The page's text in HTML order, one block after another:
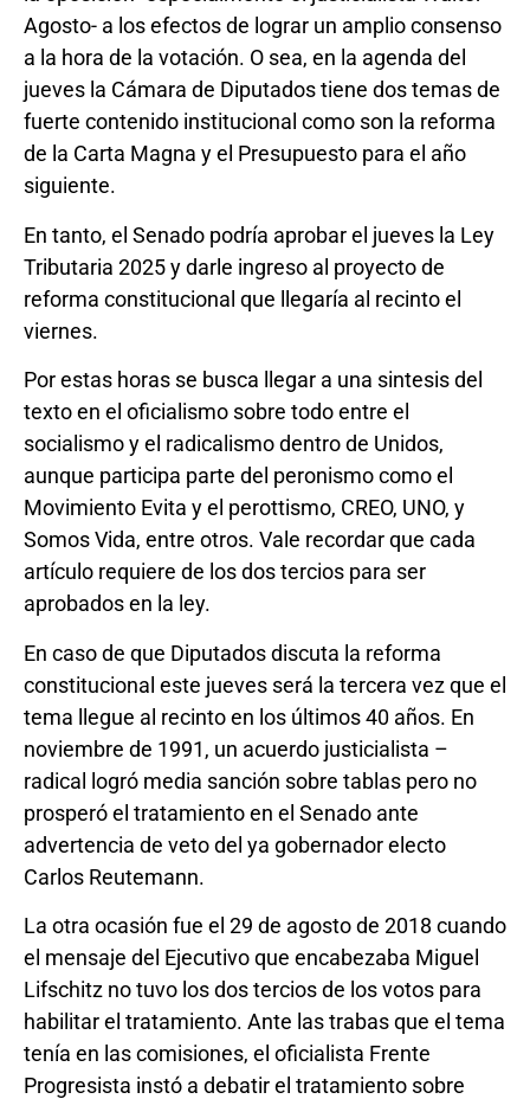
Agosto- a los efectos de lograr un amplio consenso
a la hora de la votación. O sea, en la agenda del
jueves la Cámara de Diputados tiene dos temas de
fuerte contenido institucional como son la reforma
de la Carta Magna y el Presupuesto para el año
siguiente.
En tanto, el Senado podría aprobar el jueves la Ley
Tributaria 2025 y darle ingreso al proyecto de
reforma constitucional que llegaría al recinto el
viernes.
Por estas horas se busca llegar a una sintesis del
texto en el oficialismo sobre todo entre el
socialismo y el radicalismo dentro de Unidos,
aunque participa parte del peronismo como el
Movimiento Evita y el perottismo, CREO, UNO, y
Somos Vida, entre otros. Vale recordar que cada
artículo requiere de los dos tercios para ser
aprobados en la ley.
En caso de que Diputados discuta la reforma
constitucional este jueves será la tercera vez que el
tema llegue al recinto en los últimos 40 años. En
noviembre de 1991, un acuerdo justicialista –
radical logró media sanción sobre tablas pero no
prosperó el tratamiento en el Senado ante
advertencia de veto del ya gobernador electo
Carlos Reutemann.
La otra ocasión fue el 29 de agosto de 2018 cuando
el mensaje del Ejecutivo que encabezaba Miguel
Lifschitz no tuvo los dos tercios de los votos para
habilitar el tratamiento. Ante las trabas que el tema
tenía en las comisiones, el oficialista Frente
Progresista instó a debatir el tratamiento sobre